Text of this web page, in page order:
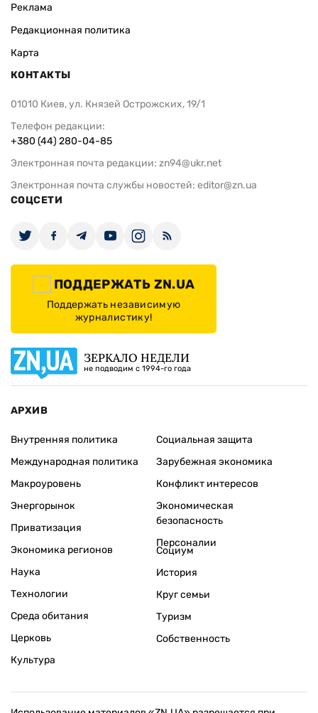
Реклама
Редакционная политика
Карта
КОНТАКТЫ
01010 Киев, ул. Князей Острожских, 19/1
Телефон редакции:
+380 (44) 280-04-85
Электронная почта редакции: zn94@ukr.net
Электронная почта службы новостей: editor@zn.ua
СОЦСЕТИ
ПОДДЕРЖАТЬ ZN.UA
Поддержать независимую
журналистику!
ЗЕРКАЛО НЕДЕЛИ
не подводим с 1994-го года
АРХИВ
Внутренняя политика
Международная политика
Макроуровень
Энергорынок
Приватизация
Экономика регионов
Социальная защита
Зарубежная экономика
Конфликт интересов
Экономическая
безопасность
Персоналии
Наука
Технологии
Среда обитания
Церковь
Культура
Социум
История
Круг семьи
Туризм
Собственность